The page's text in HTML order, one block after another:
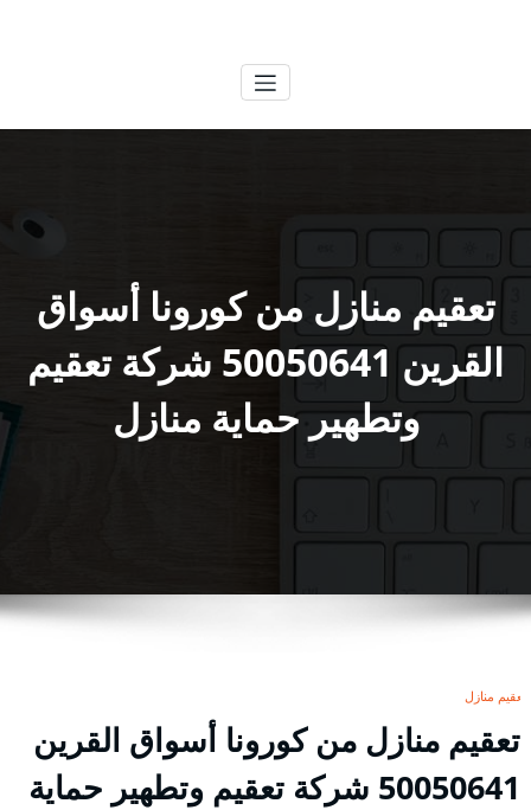
تعقيم منازل من كورونا أسواق
القرين 50050641 شركة تعقيم
وتطهير حماية منازل
تعقيم منازل
تعقيم منازل من كورونا أسواق القرين
50050641 شركة تعقيم وتطهير حماية